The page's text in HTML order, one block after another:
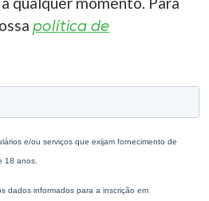
política de